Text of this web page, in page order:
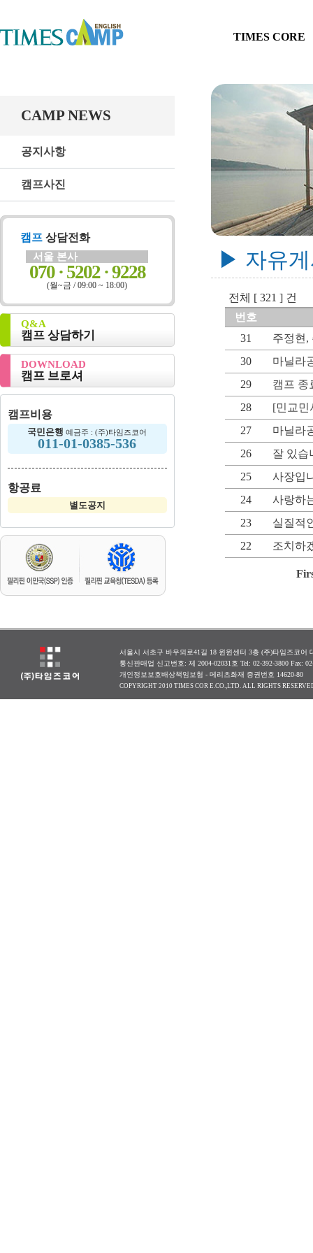
TIMES CORE
CAMP NEWS
공지사항
캠프사진
캠프 상담전화
서울 본사
070 · 5202 · 9228
(월~금 / 09:00 ~ 18:00)
Q&A
캠프 상담하기
DOWNLOAD
캠프 브로셔
캠프비용
국민은행 예금주 : (주)타임즈코어
011-01-0385-536
항공료
별도공지
▶ 자유
전체 [ 321 ] 건
번호
31
주정현,
30
마닐라
29
캠프 종
28
[민교민
27
마닐라
26
잘 있습
25
사장입
24
사랑하
23
실질적
22
조치하
서울시 서초구 바우뫼로41길 18 윈윈센터 3층 (주)타임즈코어
통신판매업 신고번호: 제 2004-02031호 Tel: 02-392-3800 Fax:
개인정보보호배상책임보험 - 메리츠화재 증권번호 14620-80
COPYRIGHT 2010 TIMES COR E.CO.,LTD. ALL RIGHTS